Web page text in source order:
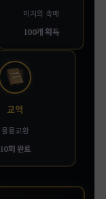
미지의 촉매
100개 획득
교역
물물교환
10회 완료